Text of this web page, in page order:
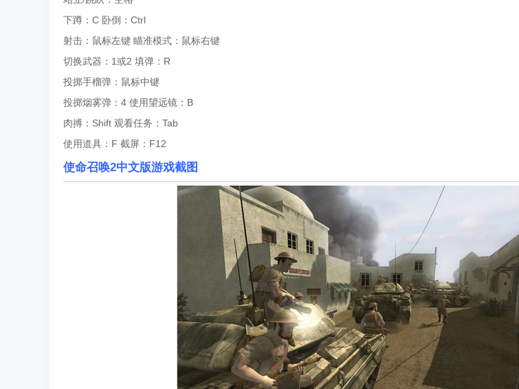
下蹲：C 卧倒：Ctrl
射击：鼠标左键 瞄准模式：鼠标右键
切换武器：1或2 填弹：R
投掷手榴弹：鼠标中键
投掷烟雾弹：4 使用望远镜：B
肉搏：Shift 观看任务：Tab
使用道具：F 截屏：F12
使命召唤2中文版游戏截图